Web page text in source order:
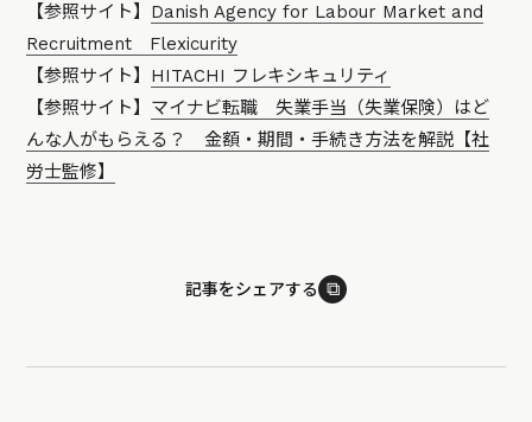
【参照サイト】 Danish Agency for Labour Market and
Recruitment Flexicurity
【参照サイト】 HITACHI フレキシキュリティ
【参照サイト】 マイナビ転職 失業手当（失業保険）はど
んな人がもらえる？ 金額・期間・手続き方法を解説【社
労士監修】
記事をシェアする ⧉